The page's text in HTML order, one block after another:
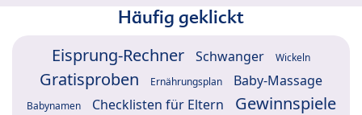
Häufig geklickt
Eisprung-Rechner Schwanger Wickeln
Gratisproben Ernährungsplan Baby-Massage
Babynamen Checklisten für Eltern
Gewinnspiele